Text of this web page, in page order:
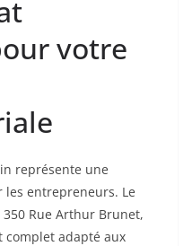
votre
représente une
entrepreneurs. Le
Rue Arthur Brunet,
complet adapté aux